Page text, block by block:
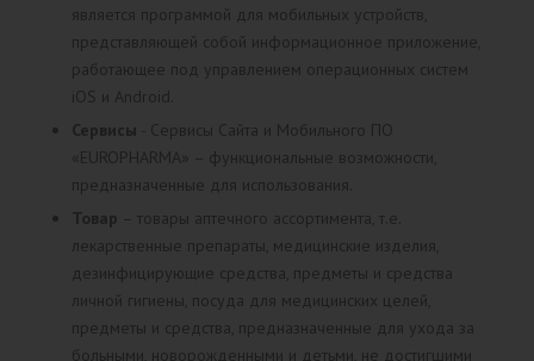
является программой для мобильных устройств,
представляющей собой информационное приложение,
работающее под управлением операционных систем
iOS и Android.
Сервисы - Сервисы Сайта и Мобильного ПО
«EUROPHARMA» – функциональные возможности,
предназначенные для использования.
Товар – товары аптечного ассортимента, т.е.
лекарственные препараты, медицинские изделия,
дезинфицирующие средства, предметы и средства
личной гигиены, посуда для медицинских целей,
предметы и средства, предназначенные для ухода за
больными, новорожденными и детьми, не достигшими